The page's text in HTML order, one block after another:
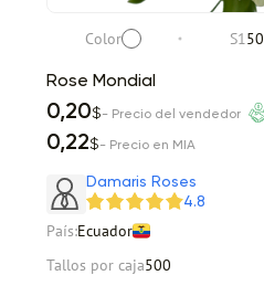
Color S150
Rose Mondial
0,20$- Precio del vendedor
0,22$- Precio en MIA
Damaris Roses
4.8
País:Ecuador
Tallos por caja500